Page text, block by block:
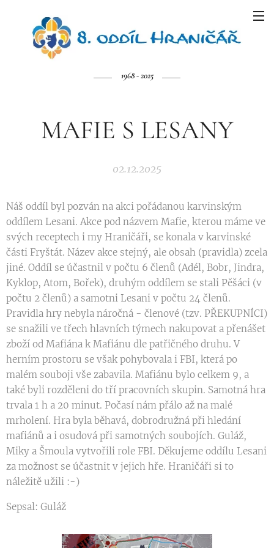
1968 - 2025
MAFIE S LESANY
02.12.2025
Náš oddíl byl pozván na akci pořádanou karvinským
oddílem Lesani. Akce pod názvem Mafie, kterou máme ve
svých receptech i my Hraničáři, se konala v karvinské
části Fryštát. Název akce stejný, ale obsah (pravidla) zcela
jiné. Oddíl se účastnil v počtu 6 členů (Adél, Bobr, Jindra,
Kyklop, Atom, Bořek), druhým oddílem se stali Pěšáci (v
počtu 2 členů) a samotni Lesani v počtu 24 členů.
Pravidla hry nebyla náročná - členové (tzv. PŘEKUPNÍCI)
se snažili ve třech hlavních týmech nakupovat a přenášet
zboží od Mafiána k Mafiánu dle patřičného druhu. V
herním prostoru se však pohybovala i FBI, která po
malém souboji vše zabavila. Mafiánu bylo celkem 9, a
také byli rozděleni do tří pracovních skupin. Samotná hra
trvala 1 h a 20 minut. Počasí nám přálo až na malé
mrholení. Hra byla běhavá, dobrodružná při hledání
mafiánů a i osudová při samotných soubojích. Guláž,
Miky a Šmoula vytvořili role FBI. Děkujeme oddílu Lesani
za možnost se účastnit v jejich hře. Hraničáři si to
náležitě užili :-)
Sepsal: Guláž